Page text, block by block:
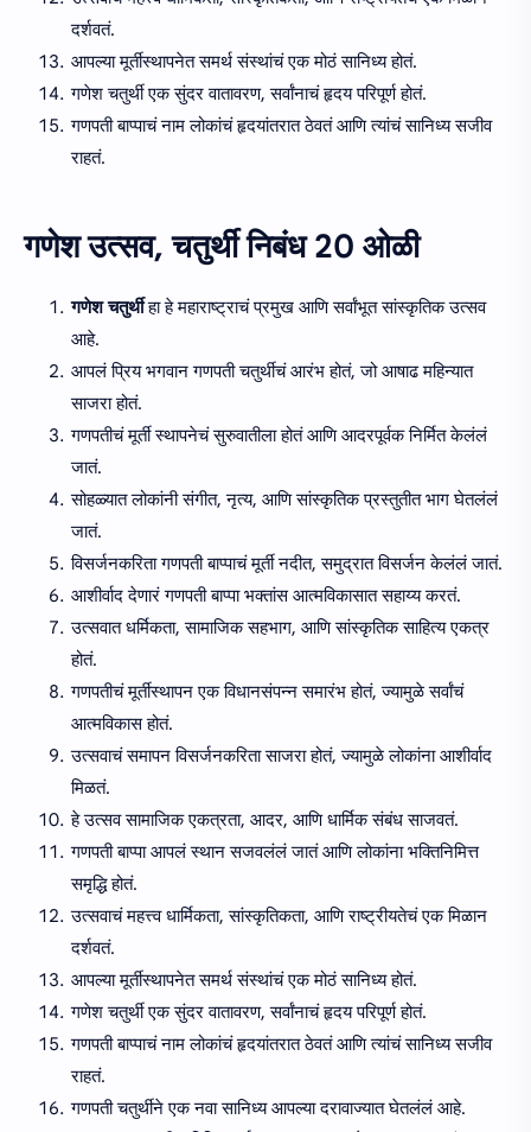
दर्शवतं.
आपल्या मूर्तीस्थापनेत समर्थ संस्थांचं एक मोठं सानिध्य होतं.
गणेश चतुर्थी एक सुंदर वातावरण, सर्वांनाचं हृदय परिपूर्ण होतं.
गणपती बाप्पाचं नाम लोकांचं हृदयांतरात ठेवतं आणि त्यांचं सानिध्य सजीव
राहतं.
गणेश उत्सव, चतुर्थी निबंध 20 ओळी
गणेश चतुर्थीहा हे महाराष्ट्राचं प्रमुख आणि सर्वांभूत सांस्कृतिक उत्सव
आहे.
आपलं प्रिय भगवान गणपती चतुर्थीचं आरंभ होतं, जो आषाढ महिन्यात
साजरा होतं.
गणपतीचं मूर्ती स्थापनेचं सुरुवातीला होतं आणि आदरपूर्वक निर्मित केलंलं
जातं.
सोहळ्यात लोकांनी संगीत, नृत्य, आणि सांस्कृतिक प्रस्तुतीत भाग घेतलंलं
जातं.
विसर्जनकरिता गणपती बाप्पाचं मूर्ती नदीत, समुद्रात विसर्जन केलंलं जातं.
आशीर्वाद देणारं गणपती बाप्पा भक्तांस आत्मविकासात सहाय्य करतं.
उत्सवात धर्मिकता, सामाजिक सहभाग, आणि सांस्कृतिक साहित्य एकत्र
होतं.
गणपतीचं मूर्तीस्थापन एक विधानसंपन्न समारंभ होतं, ज्यामुळे सर्वांचं
आत्मविकास होतं.
उत्सवाचं समापन विसर्जनकरिता साजरा होतं, ज्यामुळे लोकांना आशीर्वाद
मिळतं.
हे उत्सव सामाजिक एकत्रता, आदर, आणि धार्मिक संबंध साजवतं.
गणपती बाप्पा आपलं स्थान सजवलंलं जातं आणि लोकांना भक्तिनिमित्त
समृद्धि होतं.
उत्सवाचं महत्त्व धार्मिकता, सांस्कृतिकता, आणि राष्ट्रीयतेचं एक मिळान
दर्शवतं.
आपल्या मूर्तीस्थापनेत समर्थ संस्थांचं एक मोठं सानिध्य होतं.
गणेश चतुर्थी एक सुंदर वातावरण, सर्वांनाचं हृदय परिपूर्ण होतं.
गणपती बाप्पाचं नाम लोकांचं हृदयांतरात ठेवतं आणि त्यांचं सानिध्य सजीव
राहतं.
गणपती चतुर्थीने एक नवा सानिध्य आपल्या दरावाज्यात घेतलंलं आहे.